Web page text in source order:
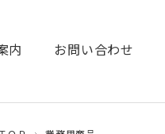
内 お問い合わせ